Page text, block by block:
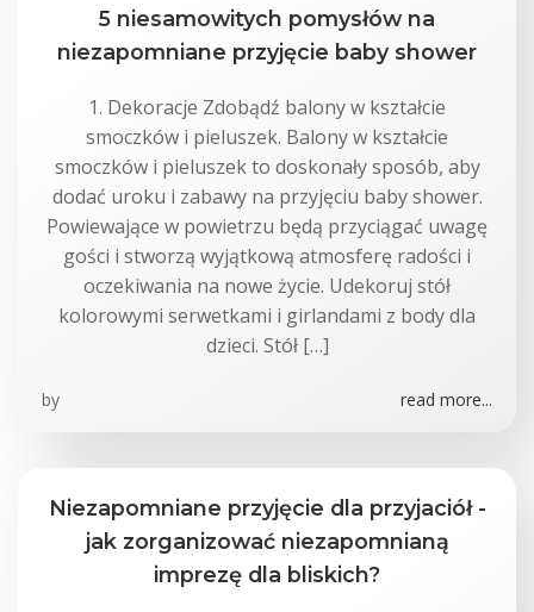
5 niesamowitych pomysłów na
niezapomniane przyjęcie baby shower
1. Dekoracje Zdobądź balony w kształcie
smoczków i pieluszek. Balony w kształcie
smoczków i pieluszek to doskonały sposób, aby
dodać uroku i zabawy na przyjęciu baby shower.
Powiewające w powietrzu będą przyciągać uwagę
gości i stworzą wyjątkową atmosferę radości i
oczekiwania na nowe życie. Udekoruj stół
kolorowymi serwetkami i girlandami z body dla
dzieci. Stół […]
by read more...
Niezapomniane przyjęcie dla przyjaciół -
jak zorganizować niezapomnianą
imprezę dla bliskich?